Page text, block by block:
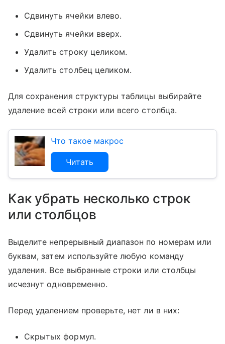
Сдвинуть ячейки влево.
Сдвинуть ячейки вверх.
Удалить строку целиком.
Удалить столбец целиком.
Для сохранения структуры таблицы выбирайте
удаление всей строки или всего столбца.
Что такое макрос
Читать
Как убрать несколько строк
или столбцов
Выделите непрерывный диапазон по номерам или
буквам, затем используйте любую команду
удаления. Все выбранные строки или столбцы
исчезнут одновременно.
Перед удалением проверьте, нет ли в них:
Скрытых формул.